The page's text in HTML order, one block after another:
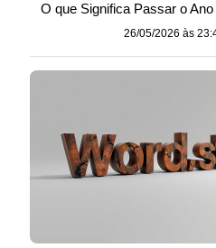
O que Significa Passar o
26/05/2026 às